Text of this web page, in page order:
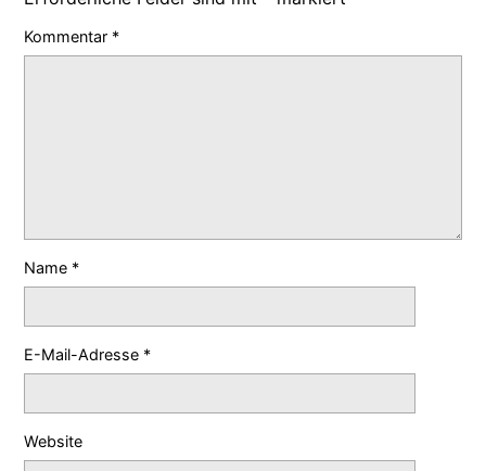
Kommentar *
Name *
E-Mail-Adresse *
Website